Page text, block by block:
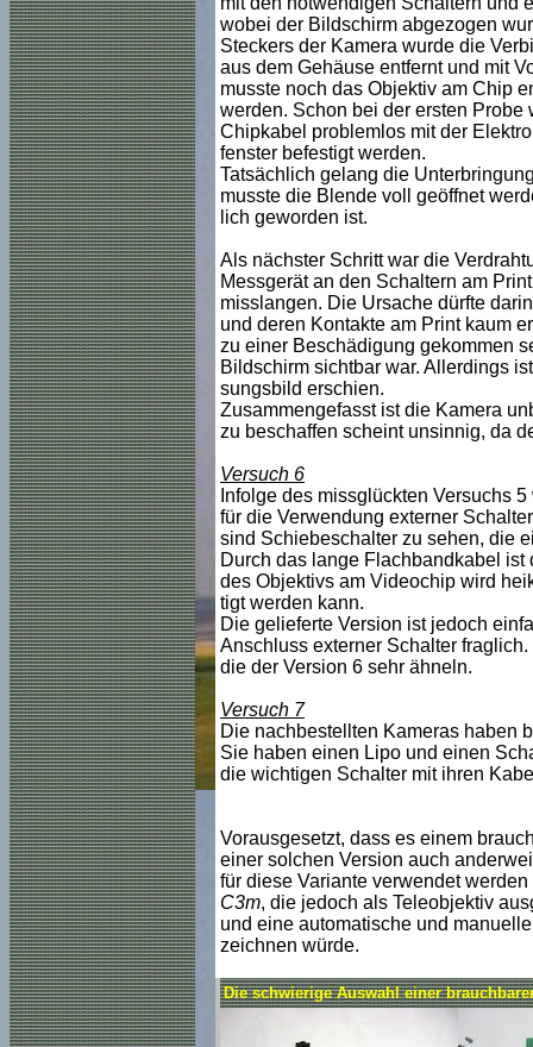
wobei der Bildschirm abgezogen
Steckers der Kamera wurde die
aus dem Gehäuse entfernt und mit
musste noch das Objektiv am Chip
werden. Schon bei der ersten
Chipkabel problemlos mit der
fenster befestigt werden.
Tatsächlich gelang die
musste die Blende voll geöffnet
lich geworden ist.
Als nächster Schritt war die
Messgerät an den Schaltern am
misslangen. Die Ursache dürfte
und deren Kontakte am Print kaum
zu einer Beschädigung gekommen
Bildschirm sichtbar war. Allerdings
sungsbild erschien.
Zusammengefasst ist die Kamera
zu beschaffen scheint unsinnig, da
Versuch 6
Infolge des missglückten Versuchs
für die Verwendung externer
sind Schiebeschalter zu sehen, die
Durch das lange Flachbandkabel
des Objektivs am Videochip wird
tigt werden kann.
Die gelieferte Version ist jedoch
Anschluss externer Schalter
die der Version 6 sehr ähneln.
Versuch 7
Die nachbestellten Kameras haben
Sie haben einen Lipo und einen
die wichtigen Schalter mit ihren
Vorausgesetzt, dass es einem
einer solchen Version auch
für diese Variante verwendet
C3m, die jedoch als Teleobjektiv
und eine automatische und
zeichnen würde.
Die schwierige Auswahl einer